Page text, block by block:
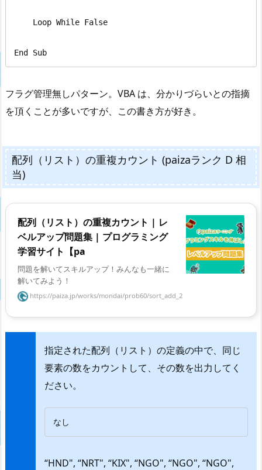
End Sub
フラグ管理無しパターン。VBA は、分かりづらいとの指摘
を頂くことが多いですが、この書き方が好き。
配列（リスト）の重複カウント (paizaランク D 相
当)
配列（リスト）の重複カウント | レ
ベルアップ問題集 | プログラミング
学習サイト【pa
問題を解いてスキルアップ！みんなも一緒に
解いてみよう！
https://paiza.jp/works/mondai/prob60/sort_add_2
指定された配列（リスト）の定義の中で、同じ
要素の数をカウントして、その数を出力してく
ださい。
なし
“HND", “NRT", “KIX", “NGO", “NGO", “NGO",